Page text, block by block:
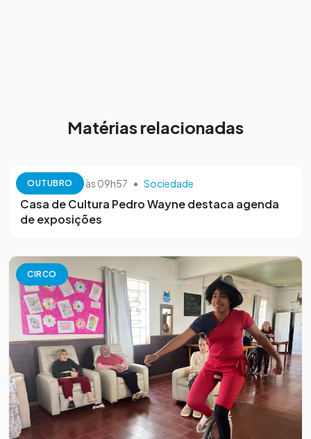
Matérias relacionadas
OUTUBRO
13 de outubro às 09h57 • Sociedade
Casa de Cultura Pedro Wayne destaca agenda
de exposições
CIRCO